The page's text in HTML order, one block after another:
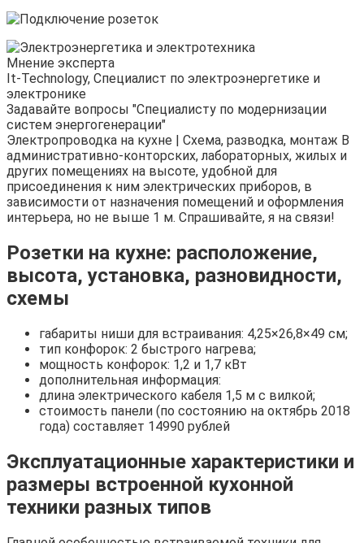
Мнение эксперта
It-Technology, Cпециалист по электроэнергетике и
электронике
Задавайте вопросы "Специалисту по модернизации
систем энергогенерации"
Электропроводка на кухне | Схема, разводка, монтаж В
административно-конторских, лабораторных, жилых и
других помещениях на высоте, удобной для
присоединения к ним электрических приборов, в
зависимости от назначения помещений и оформления
интерьера, но не выше 1 м. Спрашивайте, я на связи!
Розетки на кухне: расположение,
высота, установка, разновидности,
схемы
габариты ниши для встраивания: 4,25×26,8×49 см;
тип конфорок: 2 быстрого нагрева;
мощность конфорок: 1,2 и 1,7 кВт
дополнительная информация:
длина электрического кабеля 1,5 м с вилкой;
стоимость панели (по состоянию на октябрь 2018
года) составляет 14990 рублей
Эксплуатационные характеристики и
размеры встроенной кухонной
техники разных типов